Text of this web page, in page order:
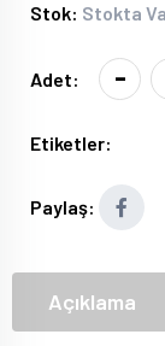
Stok: Stokta
Adet: -
Etiketler:
Paylaş:
Açıklama